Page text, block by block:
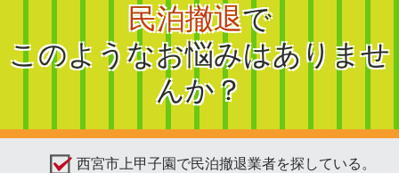
民泊撤退で
このようなお悩みはありませ
んか？
西宮市上甲子園で民泊撤退業者を探している。